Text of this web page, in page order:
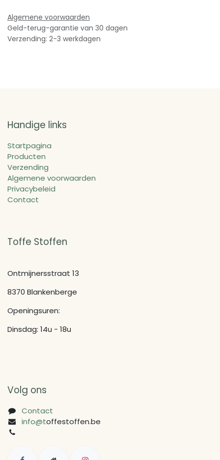
Algemene voorwaarden
Geld-terug-garantie van 30 dagen
Verzending: 2-3 werkdagen
Handige links
Startpagina
Producten
Verzending
Algemene voorwaarden
Privacybeleid
Contact
Toffe Stoffen
Ontmijnersstraat 13
8370 Blankenberge
Openingsuren:
Dinsdag: 14u - 18u
Volg ons
Contact
info@toffestoffen.be